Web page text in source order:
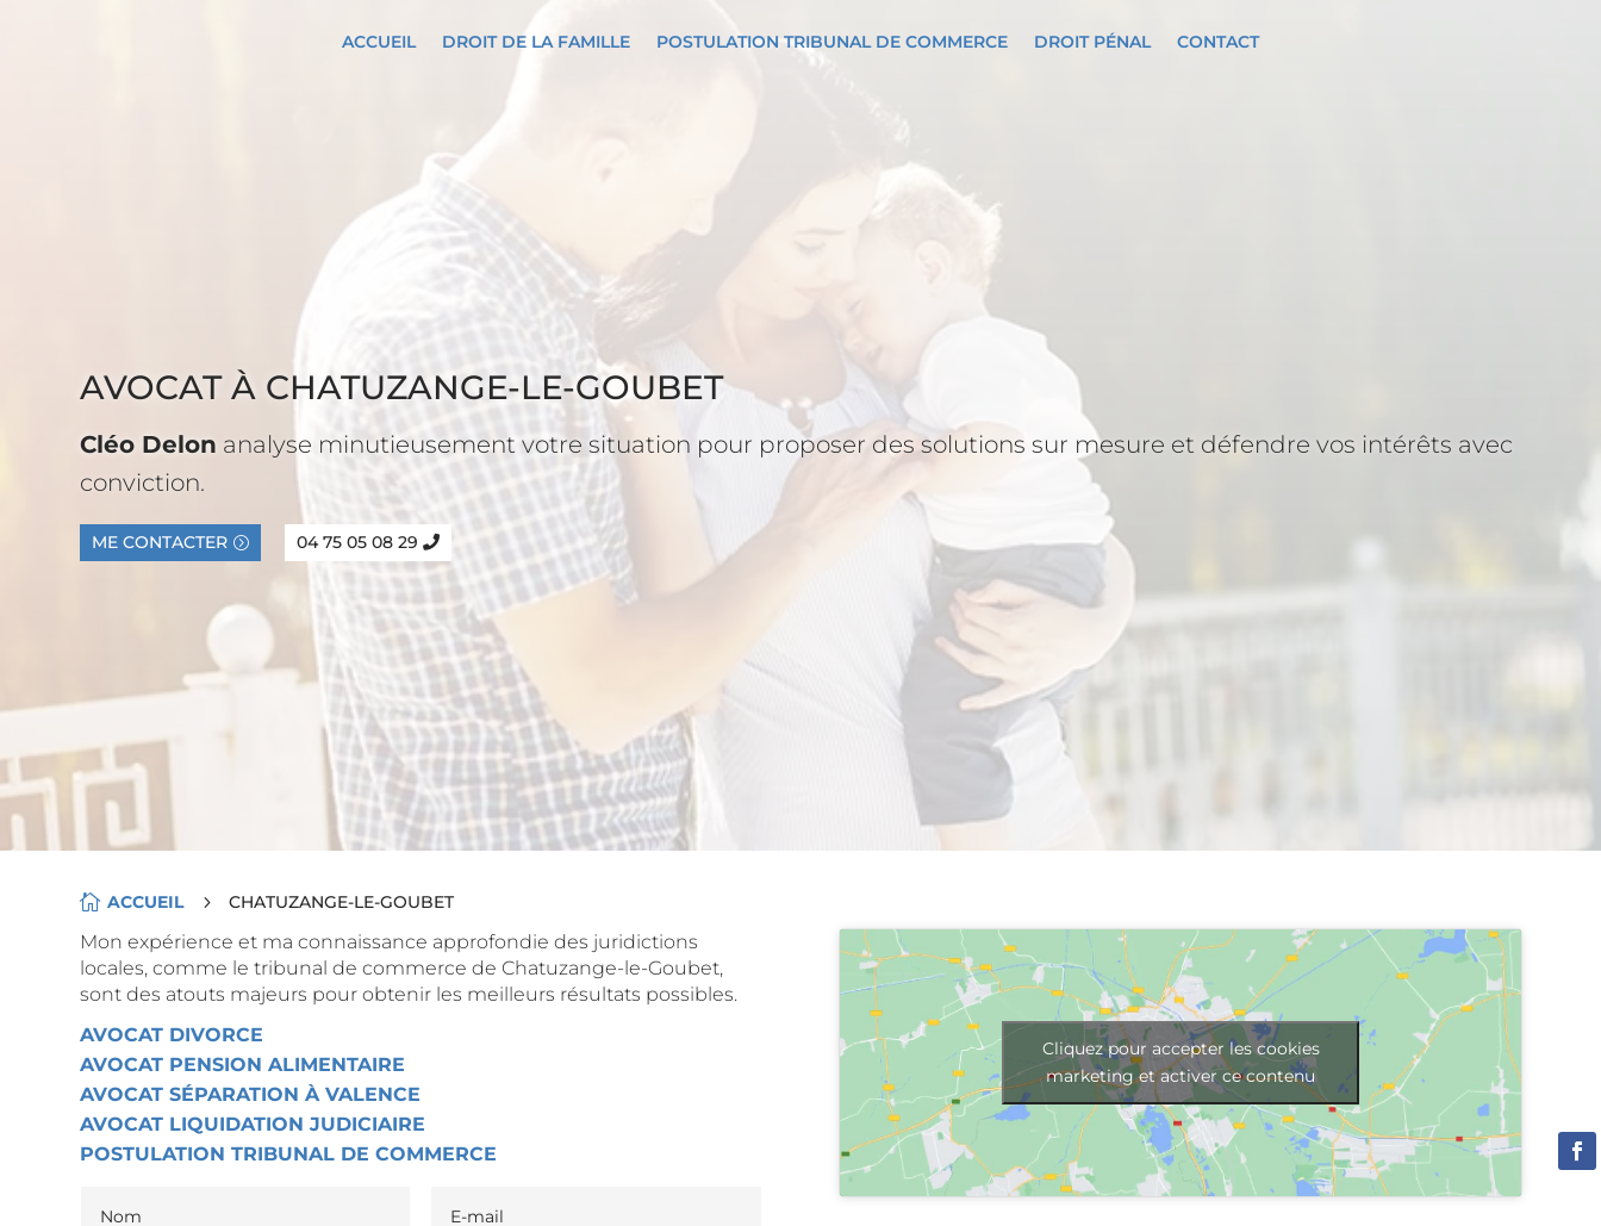
ACCUEIL DROIT DE LA FAMILLE POSTULATION TRIBUNAL DE COMMERCE DROIT PÉNAL CONTACT
AVOCAT À CHATUZANGE-LE-GOUBET
Cléo Delon analyse minutieusement votre situation pour proposer des solutions sur mesure et défendre vos intérêts avec
conviction.
ME CONTACTER 04 75 05 08 29
 ACCUEIL 5 CHATUZANGE-LE-GOUBET
Mon expérience et ma connaissance approfondie des juridictions
locales, comme le tribunal de commerce de Chatuzange-le-Goubet,
sont des atouts majeurs pour obtenir les meilleurs résultats possibles.
AVOCAT DIVORCE
AVOCAT PENSION ALIMENTAIRE
AVOCAT SÉPARATION À VALENCE
AVOCAT LIQUIDATION JUDICIAIRE
POSTULATION TRIBUNAL DE COMMERCE
Cliquez pour accepter les cookies
marketing et activer ce contenu